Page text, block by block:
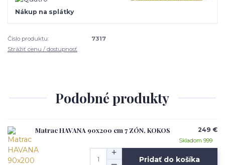
Nákup na splátky
Číslo produktu:
7317
Strážiť cenu / dostupnosť
Podobné produkty
Matrac HAVANA 90x200 cm 7 ZÓN, KOKOS 249 €
Skladom 999
Pridať do košíka